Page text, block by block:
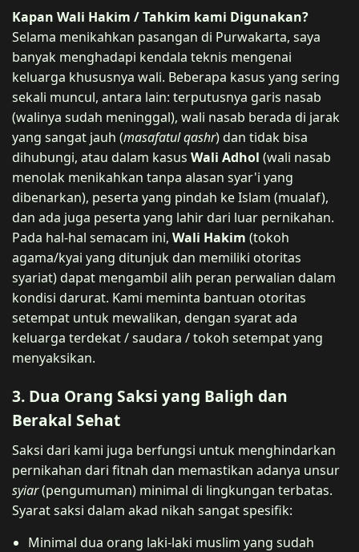
Kapan Wali Hakim / Tahkim kami Digunakan?
Selama menikahkan pasangan di Purwakarta, saya
banyak menghadapi kendala teknis mengenai
keluarga khususnya wali. Beberapa kasus yang sering
sekali muncul, antara lain: terputusnya garis nasab
(walinya sudah meninggal), wali nasab berada di jarak
yang sangat jauh (masafatul qashr) dan tidak bisa
dihubungi, atau dalam kasus Wali Adhol (wali nasab
menolak menikahkan tanpa alasan syar'i yang
dibenarkan), peserta yang pindah ke Islam (mualaf),
dan ada juga peserta yang lahir dari luar pernikahan.
Pada hal-hal semacam ini, Wali Hakim (tokoh
agama/kyai yang ditunjuk dan memiliki otoritas
syariat) dapat mengambil alih peran perwalian dalam
kondisi darurat. Kami meminta bantuan otoritas
setempat untuk mewalikan, dengan syarat ada
keluarga terdekat / saudara / tokoh setempat yang
menyaksikan.
3. Dua Orang Saksi yang Baligh dan
Berakal Sehat
Saksi dari kami juga berfungsi untuk menghindarkan
pernikahan dari fitnah dan memastikan adanya unsur
syiar(pengumuman) minimal di lingkungan terbatas.
Syarat saksi dalam akad nikah sangat spesifik:
Minimal dua orang laki-laki muslim yang sudah